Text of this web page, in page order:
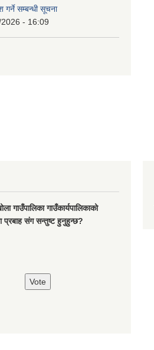
गर्ने सम्बन्धी सूचना
- 16:09
गाउँपालिका गाउँकार्यपालिकाको
प्रबाह संग सन्तुष्ट हुनुहुन्छ?